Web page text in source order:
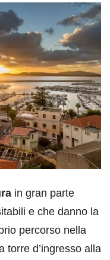
in gran parte
e che danno la
percorso nella
torre d’ingresso alla